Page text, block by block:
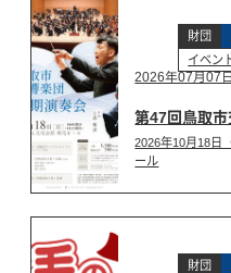
財団
イベン
2026年07月07日
第47回鳥取
2026年10月18日
ール
財団